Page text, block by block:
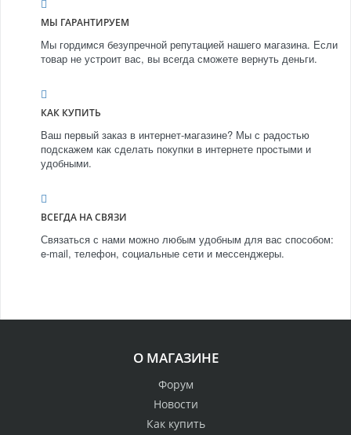
МЫ ГАРАНТИРУЕМ
Мы гордимся безупречной репутацией нашего магазина. Если
товар не устроит вас, вы всегда сможете вернуть деньги.
КАК КУПИТЬ
Ваш первый заказ в интернет-магазине? Мы с радостью
подскажем как сделать покупки в интернете простыми и
удобными.
ВСЕГДА НА СВЯЗИ
Связаться с нами можно любым удобным для вас способом:
e-mail, телефон, социальные сети и мессенджеры.
О МАГАЗИНЕ
Форум
Новости
Как купить